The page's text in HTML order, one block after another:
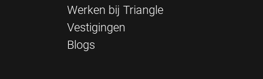
Werken bij Triangle
Vestigingen
Blogs